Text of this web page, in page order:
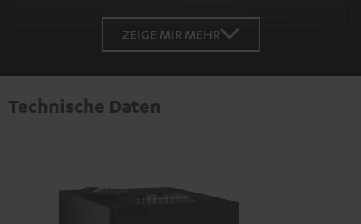
ZEIGE MIR MEHR
Technische Daten